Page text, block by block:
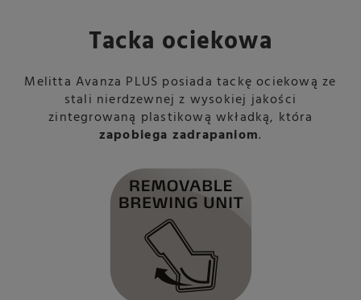
Tacka ociekowa
Melitta Avanza PLUS posiada tackę ociekową ze
stali nierdzewnej z wysokiej jakości
zintegrowaną plastikową wkładką, która
zapobiega zadrapaniom.